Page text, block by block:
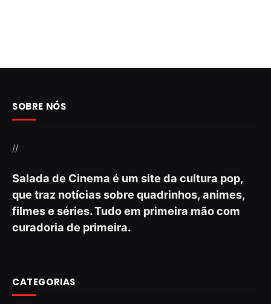
SOBRE NÓS
//
Salada de Cinema é um site da cultura pop,
que traz notícias sobre quadrinhos, animes,
filmes e séries. Tudo em primeira mão com
curadoria de primeira.
CATEGORIAS